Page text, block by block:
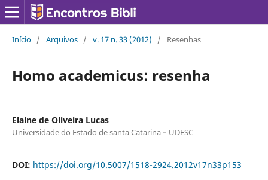
Início / Arquivos / v. 17 n. 33 (2012) / Resenhas
Homo academicus: resenha
Elaine de Oliveira Lucas
Universidade do Estado de santa Catarina – UDESC
DOI: https://doi.org/10.5007/1518-2924.2012v17n33p153